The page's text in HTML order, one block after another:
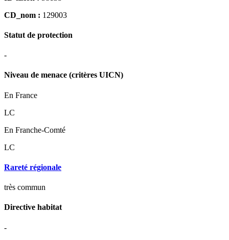
CD_nom : 129003
Statut de protection
-
Niveau de menace (critères UICN)
En France
LC
En Franche-Comté
LC
Rareté régionale
très commun
Directive habitat
-